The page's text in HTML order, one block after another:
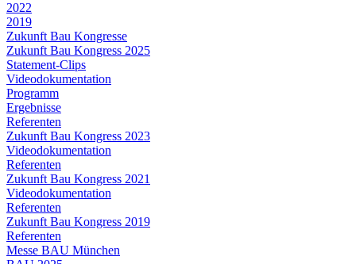
2022
2019
Zukunft Bau Kongresse
Zukunft Bau Kongress 2025
Statement-Clips
Videodokumentation
Programm
Ergebnisse
Referenten
Zukunft Bau Kongress 2023
Videodokumentation
Referenten
Zukunft Bau Kongress 2021
Videodokumentation
Referenten
Zukunft Bau Kongress 2019
Referenten
Messe BAU München